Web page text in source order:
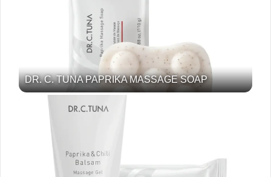
DR. C. TUNA PAPRIKA MASSAGE SOAP